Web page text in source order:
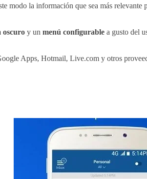
modo la información que sea más relevante
oscuro y un menú configurable a gusto del
Apps, Hotmail, Live.com y otros